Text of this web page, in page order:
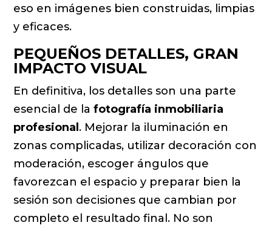
eso en imágenes bien construidas, limpias
y eficaces.
PEQUEÑOS DETALLES, GRAN
IMPACTO VISUAL
En definitiva, los detalles son una parte
esencial de lafotografía inmobiliaria
profesional . Mejorar la iluminación en
zonas complicadas, utilizar decoración con
moderación, escoger ángulos que
favorezcan el espacio y preparar bien la
sesión son decisiones que cambian por
completo el resultado final. No son